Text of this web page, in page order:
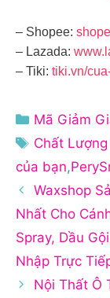
– Shopee:
– Lazada:
– Tiki: tiki.vn/
Danh
mục
Mã Giảm
Thẻ
Chất
của bạn,
Waxshop
Nhất Cho
Spray, Dầu
Nhập Trực
Nội Thất Ô